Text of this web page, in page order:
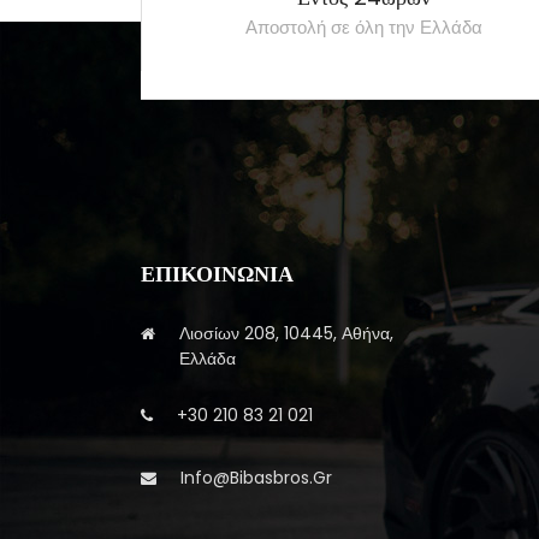
Αποστολή σε όλη την Ελλάδα
ΕΠΙΚΟΙΝΩΝΊΑ
Λιοσίων 208, 10445, Αθήνα,
Ελλάδα
+30 210 83 21 021
Info@bibasbros.gr